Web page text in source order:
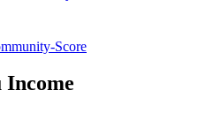
Score
Income